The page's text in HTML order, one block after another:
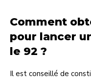
Comment
pour lancer
le 92 ?
Il est conseillé de